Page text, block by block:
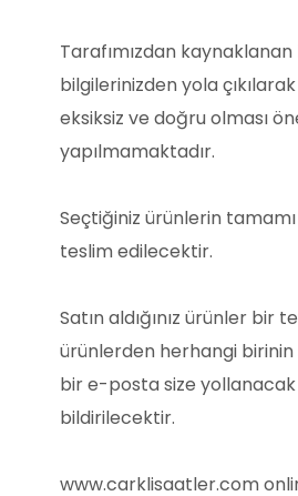
Tarafımızdan
bilgilerinizden yola
eksiksiz ve doğru olması
yapılmamaktadır.
Seçtiğiniz ürünlerin
teslim edilecektir.
Satın aldığınız ürünler bir
ürünlerden herhangi
bir e-posta size
bildirilecektir.
www.carklisaatler.com